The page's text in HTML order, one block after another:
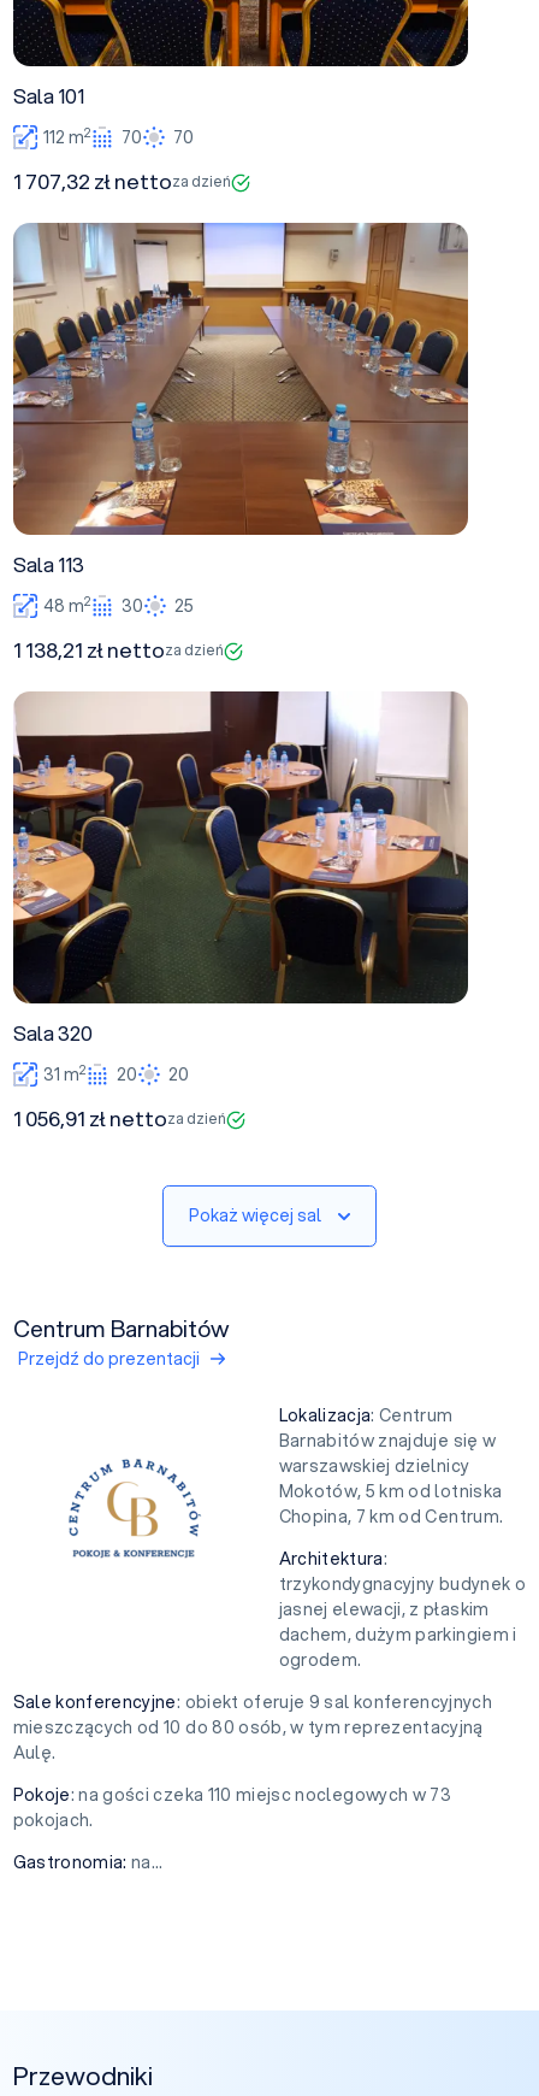
Sala 101
112 m2 70 70
1 707,32 zł nettoza dzień
Sala 113
Sala 113
48 m2 30 25
1 138,21 zł nettoza dzień
Sala 320
31 m2 20 20
1 056,91 zł nettoza dzień
Pokaż więcej sal
Centrum Barnabitów
Przejdź do prezentacji
Lokalizacja: Centrum
Barnabitów znajduje się w
warszawskiej dzielnicy
Mokotów, 5 km od lotniska
Chopina, 7 km od Centrum.
Architektura:
trzykondygnacyjny budynek o
jasnej elewacji, z płaskim
dachem, dużym parkingiem i
ogrodem.
Sale konferencyjne: obiekt oferuje 9 sal konferencyjnych
mieszczących od 10 do 80 osób, w tym reprezentacyjną
Aulę.
Pokoje: na gości czeka 110 miejsc noclegowych w 73
pokojach.
Gastronomia: na...
Przewodniki